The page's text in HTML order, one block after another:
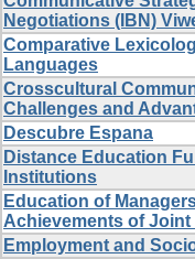
Negotiations (IBN)
Comparative
Languages
Crosscultural
Challenges and
Descubre Espana
Distance Education
Institutions
Education of
Achievements of
Employment and